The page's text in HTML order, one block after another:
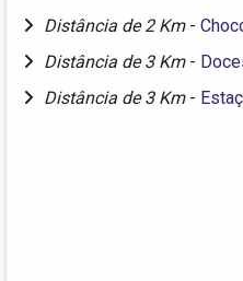
Distância de 2 Km -
Distância de 3 Km -
Distância de 3 Km -